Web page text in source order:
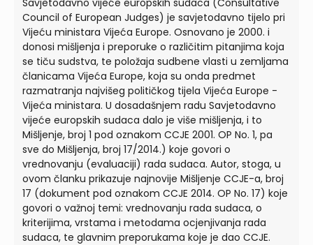
Savjetodavno vijeće europskih sudaca (Consultative
Council of European Judges) je savjetodavno tijelo pri
Vijeću ministara Vijeća Europe. Osnovano je 2000. i
donosi mišljenja i preporuke o različitim pitanjima koja
se tiču sudstva, te položaja sudbene vlasti u zemljama
članicama Vijeća Europe, koja su onda predmet
razmatranja najvišeg političkog tijela Vijeća Europe -
Vijeća ministara. U dosadašnjem radu Savjetodavno
vijeće europskih sudaca dalo je više mišljenja, i to
Mišljenje, broj 1 pod oznakom CCJE 2001. OP No. 1, pa
sve do Mišljenja, broj 17/2014.) koje govori o
vrednovanju (evaluaciji) rada sudaca. Autor, stoga, u
ovom članku prikazuje najnovije Mišljenje CCJE-a, broj
17 (dokument pod oznakom CCJE 2014. OP No. 17) koje
govori o važnoj temi: vrednovanju rada sudaca, o
kriterijima, vrstama i metodama ocjenjivanja rada
sudaca, te glavnim preporukama koje je dao CCJE.